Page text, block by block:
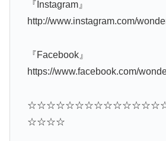
『Instagram』
http://www.instagram.com/
『Facebook』
https://www.facebook.com/
☆☆☆☆